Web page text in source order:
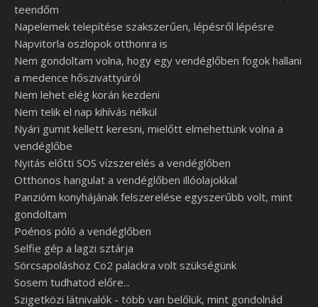
teendőm
Napelemek telepítése szakszerűen, lépésről lépésre
Napvitorla oszlopok otthonra is
Nem gondoltam volna, hogy egy vendéglőben fogok hallani
a medence hőszivattyúról
Nem lehet elég korán kezdeni
Nem telik el nap kihívás nélkül
Nyári gumit kellett keresni, mielőtt elmehettünk volna a
vendéglőbe
Nyitás előtti SOS vízszerelés a vendéglőben
Otthonos hangulat a vendéglőben illóolajokkal
Panzióm konyhájának felszerelése egyszerűbb volt, mint
gondoltam
Poénos póló a vendéglőben
Selfie gép a lagzi sztárja
Sörcsapoláshoz Co2 palackra volt szükségünk
Sosem tudhatod előre...
Szigetközi látnivalók - több van belőlük, mint gondolnád